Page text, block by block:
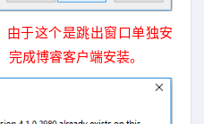
于这个是跳出窗口单独安
成博睿客户端安装。